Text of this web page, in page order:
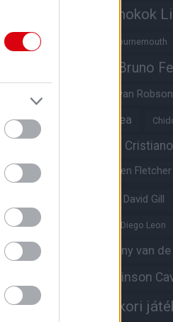
Bajnokok
Benjamin Sesko Bournemouth
Bruno
Bryan Robson
Casemiro Chelsea
Crystal Palace Darren Fletcher
David Gill
Dean Henderson Diego Leon
Diogo Dalot
Donny van
Edinson
Edzői stáb Egykori